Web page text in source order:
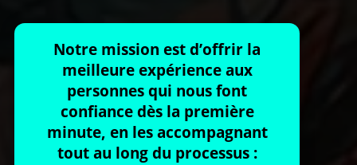
Notre mission est d’offrir la
meilleure expérience aux
personnes qui nous font
confiance dès la première
minute, en les accompagnant
tout au long du processus :